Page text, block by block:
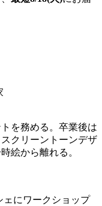
を務める。卒業後は
クリーントーンデザ
絵から離れる。
ェにワークショップ